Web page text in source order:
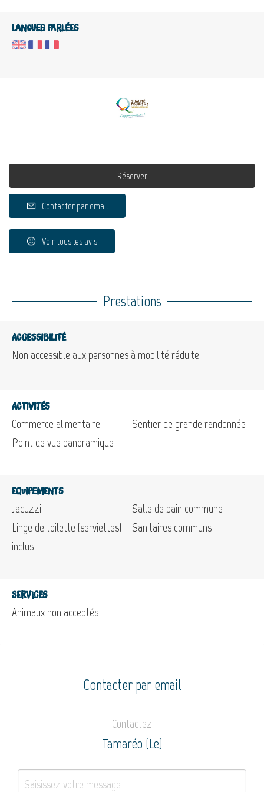
Langues parlées
Réserver
Contacter par email
Voir tous les avis
Prestations
Accessibilité
Non accessible aux personnes à mobilité réduite
Activités
Commerce alimentaire
Point de vue panoramique
Sentier de grande randonnée
Equipements
Jacuzzi
Linge de toilette (serviettes)
inclus
Salle de bain commune
Sanitaires communs
Services
Animaux non acceptés
Contacter par email
Contactez
Tamaréo (Le)